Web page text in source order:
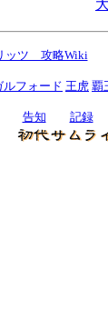
ッツ 攻略Wiki
ルフォード 王虎 覇
告知 記録